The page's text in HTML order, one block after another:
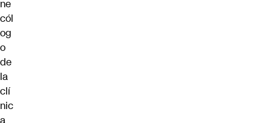
ne
cól
og
o
de
la
clí
nic
a